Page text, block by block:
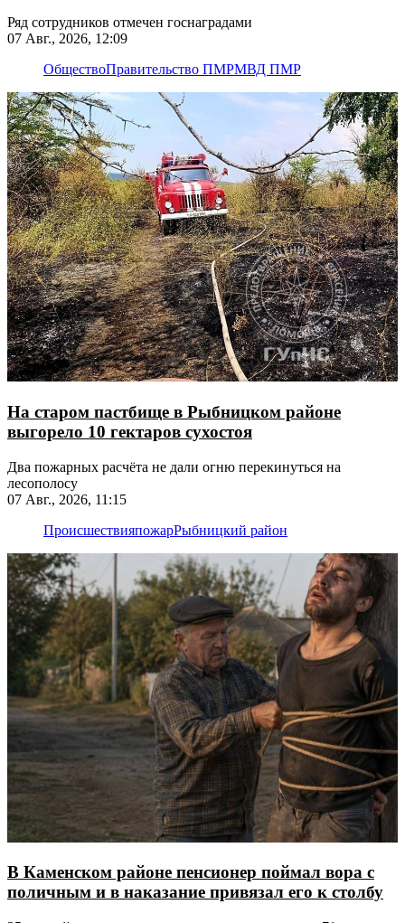
Ряд сотрудников отмечен госнаградами
07 Авг., 2026, 12:09
ОбществоПравительство ПМРМВД ПМР
На старом пастбище в Рыбницком районе
выгорело 10 гектаров сухостоя
Два пожарных расчёта не дали огню перекинуться на
лесополосу
07 Авг., 2026, 11:15
ПроисшествияпожарРыбницкий район
В Каменском районе пенсионер поймал вора с
поличным и в наказание привязал его к столбу